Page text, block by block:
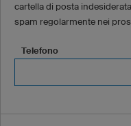
cartella di posta
spam regolarmente nei
Telefono